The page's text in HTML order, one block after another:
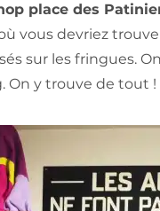
place des
vous devriez
sur les fringues.
On y trouve de tout !